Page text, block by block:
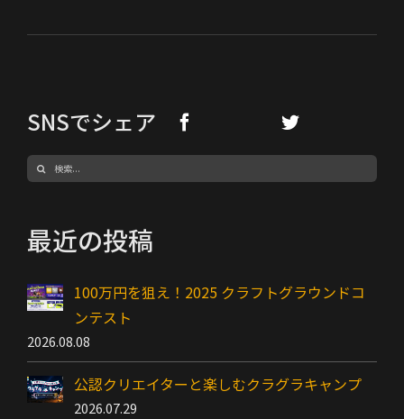
SNSでシェア
検
最近の投稿
100万円を狙え！2025 クラフトグラウンドコ
ンテスト
2026.08.08
公認クリエイターと楽しむクラグラキャンプ
2026.07.29